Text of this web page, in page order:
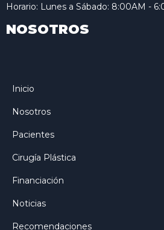
Horario: Lunes a Sábado: 8:00AM -
NOSOTROS
Inicio
Nosotros
Pacientes
Cirugía Plástica
Financiación
Noticias
Recomendaciones